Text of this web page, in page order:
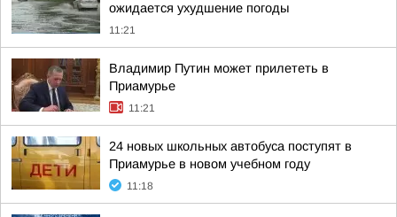
ожидается ухудшение погоды
11:21
Владимир Путин может прилететь в
Приамурье
11:21
24 новых школьных автобуса поступят в
Приамурье в новом учебном году
11:18